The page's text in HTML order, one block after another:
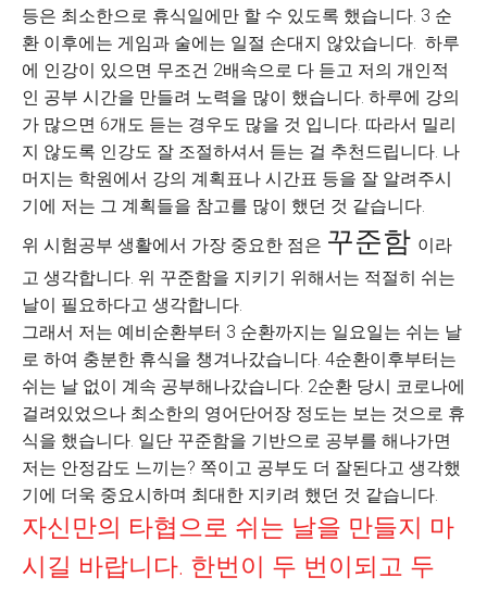
등은 최소한으로 휴식일에만 할 수 있도록 했습니다. 3 순
환 이후에는 게임과 술에는 일절 손대지 않았습니다. 하루
에 인강이 있으면 무조건 2배속으로 다 듣고 저의 개인적
인 공부 시간을 만들려 노력을 많이 했습니다. 하루에 강의
가 많으면 6개도 듣는 경우도 많을 것 입니다. 따라서 밀리
지 않도록 인강도 잘 조절하셔서 듣는 걸 추천드립니다. 나
머지는 학원에서 강의 계획표나 시간표 등을 잘 알려주시
기에 저는 그 계획들을 참고를 많이 했던 것 같습니다.
위 시험공부 생활에서 가장 중요한 점은 꾸준함 이라
고 생각합니다. 위 꾸준함을 지키기 위해서는 적절히 쉬는
날이 필요하다고 생각합니다.
그래서 저는 예비순환부터 3 순환까지는 일요일는 쉬는 날
로 하여 충분한 휴식을 챙겨나갔습니다. 4순환이후부터는
쉬는 날 없이 계속 공부해나갔습니다. 2순환 당시 코로나에
걸려있었으나 최소한의 영어단어장 정도는 보는 것으로 휴
식을 했습니다. 일단 꾸준함을 기반으로 공부를 해나가면
저는 안정감도 느끼는? 쪽이고 공부도 더 잘된다고 생각했
기에 더욱 중요시하며 최대한 지키려 했던 것 같습니다.
자신만의 타협으로 쉬는 날을 만들지 마
시길 바랍니다. 한번이 두 번이되고 두